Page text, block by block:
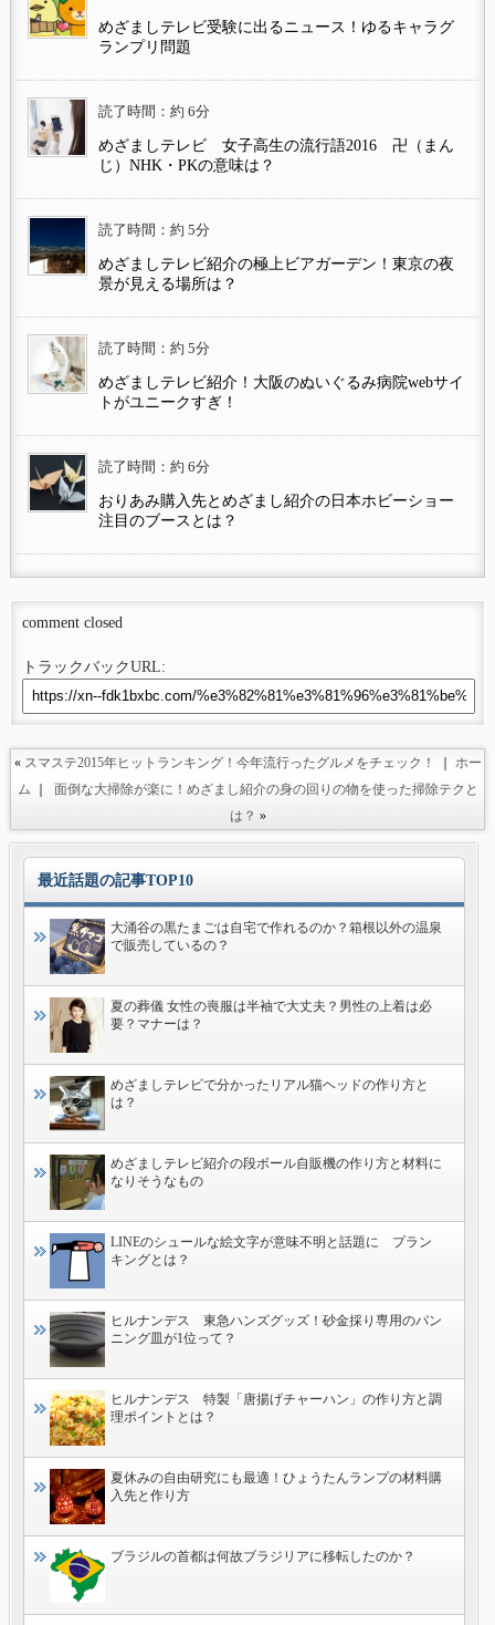
めざましテレビ受験に出るニュース！ゆるキャラグ
ランプリ問題
読了時間：約 6分
めざましテレビ 女子高生の流行語2016 卍（まん
じ）NHK・PKの意味は？
読了時間：約 5分
めざましテレビ紹介の極上ビアガーデン！東京の夜
景が見える場所は？
読了時間：約 5分
めざましテレビ紹介！大阪のぬいぐるみ病院webサイ
トがユニークすぎ！
読了時間：約 6分
おりあみ購入先とめざまし紹介の日本ホビーショー
注目のブースとは？
comment closed
トラックバックURL:
« スマステ2015年ヒットランキング！今年流行ったグルメをチェック！
ホー
ム
面倒な大掃除が楽に！めざまし紹介の身の回りの物を使った掃除テクと
は？ »
最近話題の記事TOP10
大涌谷の黒たまごは自宅で作れるのか？箱根以外の温泉
で販売しているの？
夏の葬儀 女性の喪服は半袖で大丈夫？男性の上着は必
要？マナーは？
めざましテレビで分かったリアル猫ヘッドの作り方と
は？
めざましテレビ紹介の段ボール自販機の作り方と材料に
なりそうなもの
LINEのシュールな絵文字が意味不明と話題に プラン
キングとは？
ヒルナンデス 東急ハンズグッズ！砂金採り専用のパン
ニング皿が1位って？
ヒルナンデス 特製「唐揚げチャーハン」の作り方と調
理ポイントとは？
夏休みの自由研究にも最適！ひょうたんランプの材料購
入先と作り方
ブラジルの首都は何故ブラジリアに移転したのか？